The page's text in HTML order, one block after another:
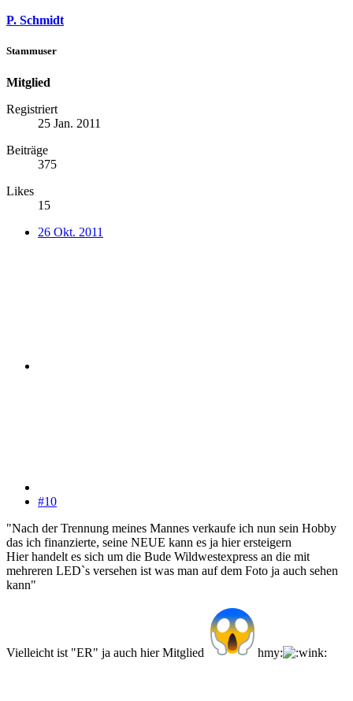
P. Schmidt
Stammuser
Mitglied
Registriert
25 Jan. 2011
Beiträge
375
Likes
15
26 Okt. 2011
#10
"Nach der Trennung meines Mannes verkaufe ich nun sein Hobby
das ich finanzierte, seine NEUE kann es ja hier ersteigern
Hier handelt es sich um die Bude Wildwestexpress an die mit
mehreren LED`s versehen ist was man auf dem Foto ja auch sehen
kann"
Vielleicht ist "ER" ja auch hier Mitglied hmy: